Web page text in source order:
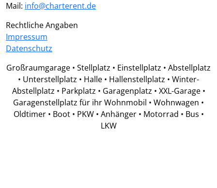
Mail: info@charterent.de
Rechtliche Angaben
Impressum
Datenschutz
Großraumgarage • Stellplatz • Einstellplatz • Abstellplatz
• Unterstellplatz • Halle • Hallenstellplatz • Winter-
Abstellplatz • Parkplatz • Garagenplatz • XXL-Garage •
Garagenstellplatz für ihr Wohnmobil • Wohnwagen •
Oldtimer • Boot • PKW • Anhänger • Motorrad • Bus •
LKW